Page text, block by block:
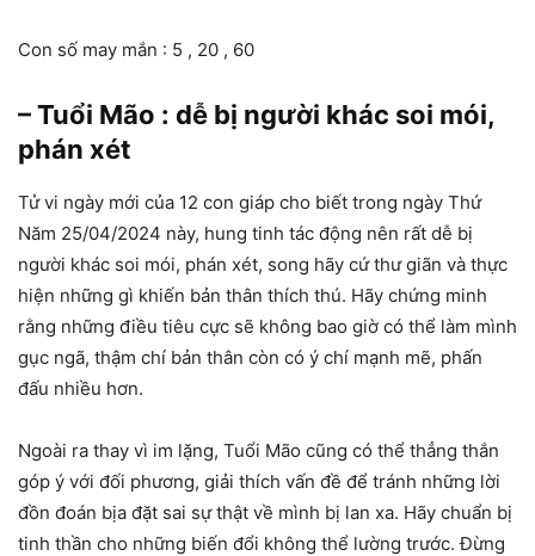
Con số may mắn : 5 , 20 , 60
– Tuổi Mão : dễ bị người khác soi mói,
phán xét
Tử vi ngày mới của 12 con giáp cho biết trong ngày Thứ
Năm 25/04/2024 này, hung tinh tác động nên rất dễ bị
người khác soi mói, phán xét, song hãy cứ thư giãn và thực
hiện những gì khiến bản thân thích thú. Hãy chứng minh
rằng những điều tiêu cực sẽ không bao giờ có thể làm mình
gục ngã, thậm chí bản thân còn có ý chí mạnh mẽ, phấn
đấu nhiều hơn.
Ngoài ra thay vì im lặng, Tuổi Mão cũng có thể thẳng thắn
góp ý với đối phương, giải thích vấn đề để tránh những lời
đồn đoán bịa đặt sai sự thật về mình bị lan xa. Hãy chuẩn bị
tinh thần cho những biến đổi không thể lường trước. Đừng